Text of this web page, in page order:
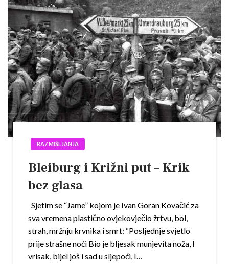
RAZMIŠLJANJA
Bleiburg i Križni put – Krik
bez glasa
Sjetim se “Jame” kojom je Ivan Goran Kovačić za
sva vremena plastično ovjekovječio žrtvu, bol,
strah, mržnju krvnika i smrt: “Posljednje svjetlo
prije strašne noći Bio je bljesak munjevita noža, I
vrisak, bijel još i sad u sljepoći, I…